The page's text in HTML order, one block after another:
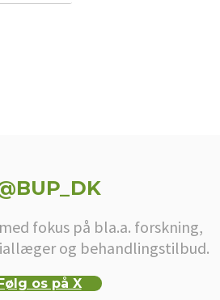
fokus på bla.a. forskning,
og behandlingstilbud.
os på X